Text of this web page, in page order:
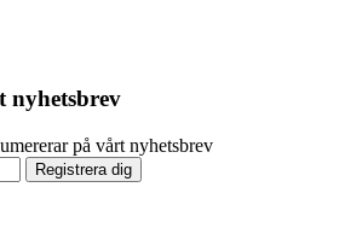
nyhetsbrev
på vårt nyhetsbrev
Registrera dig